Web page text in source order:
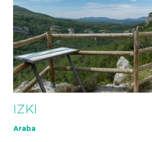
IZKI
Araba